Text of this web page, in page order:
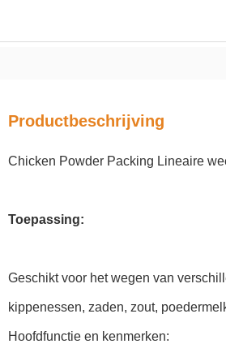
Productbeschrijving
Chicken Powder Packing Lineaire
Toepassing:
Geschikt voor het wegen van
kippenessen, zaden, zout,
Hoofdfunctie en kenmerken: